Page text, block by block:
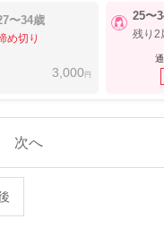
〜34歳
め切り
3,000 円
25〜
残り2
次へ